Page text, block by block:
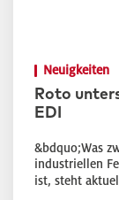
Neuigkeiten
Roto
EDI
&bdquo;Was
industriellen
ist, steht